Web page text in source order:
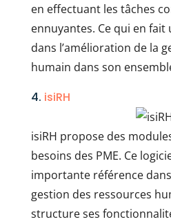
en effectuant les tâches
ennuyantes. Ce qui en
dans l’amélioration de la
humain dans son
4. isiRH
isiRH propose des
besoins des PME. Ce
importante référence
gestion des ressources
structure ses